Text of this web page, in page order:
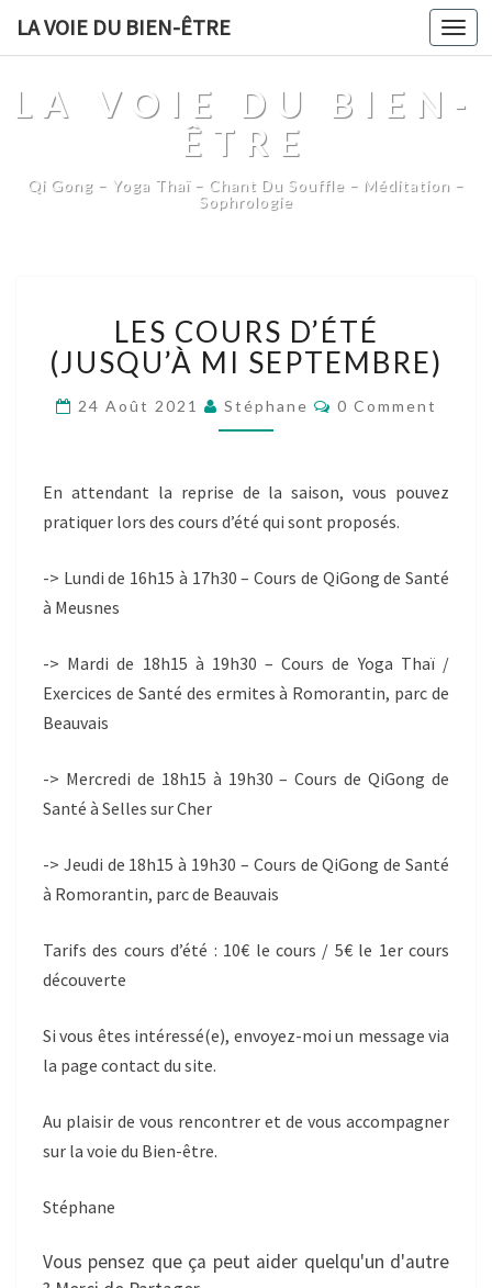
LA VOIE DU BIEN-ÊTRE
LA VOIE DU BIEN-
ÊTRE
Qi Gong – Yoga Thaï – Chant Du Souffle – Méditation –
Sophrologie
COURS
D’ÉTÉ
(JUSQU’À
MI
SEPTEMBRE)
LES COURS D’ÉTÉ
(JUSQU’À MI SEPTEMBRE)
24 Août 2021 Stéphane Comments
0 Comment
En attendant la reprise de la saison, vous pouvez
pratiquer lors des cours d’été qui sont proposés.
-> Lundi de 16h15 à 17h30 – Cours de QiGong de Santé
à Meusnes
-> Mardi de 18h15 à 19h30 – Cours de Yoga Thaï /
Exercices de Santé des ermites à Romorantin, parc de
Beauvais
-> Mercredi de 18h15 à 19h30 – Cours de QiGong de
Santé à Selles sur Cher
-> Jeudi de 18h15 à 19h30 – Cours de QiGong de Santé
à Romorantin, parc de Beauvais
Tarifs des cours d’été : 10€ le cours / 5€ le 1er cours
découverte
Si vous êtes intéressé(e), envoyez-moi un message via
la page contact du site.
Au plaisir de vous rencontrer et de vous accompagner
sur la voie du Bien-être.
Stéphane
Vous pensez que ça peut aider quelqu'un d'autre